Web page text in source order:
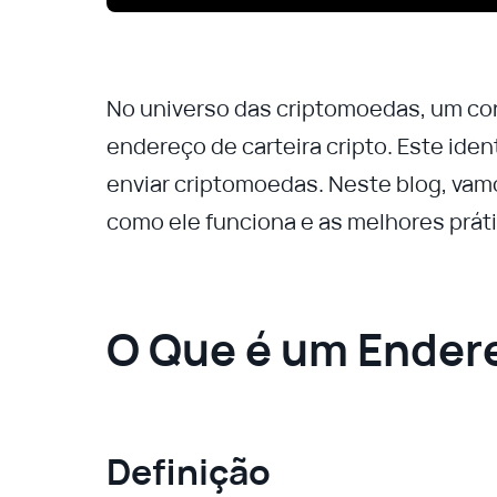
No universo das criptomoedas, um
endereço de carteira cripto. Este
enviar criptomoedas. Neste blog,
como ele funciona e as melhores
O Que é um
Definição